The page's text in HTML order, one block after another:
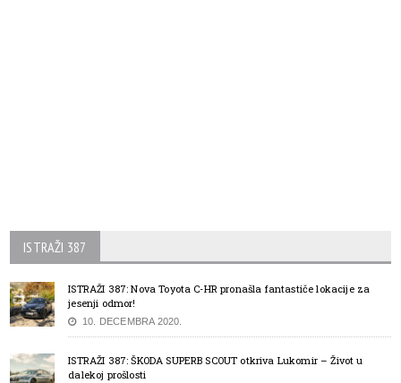
ISTRAŽI 387
ISTRAŽI 387: Nova Toyota C-HR pronašla fantastiče lokacije za
jesenji odmor!
10. DECEMBRA 2020.
ISTRAŽI 387: ŠKODA SUPERB SCOUT otkriva Lukomir – Život u
dalekoj prošlosti